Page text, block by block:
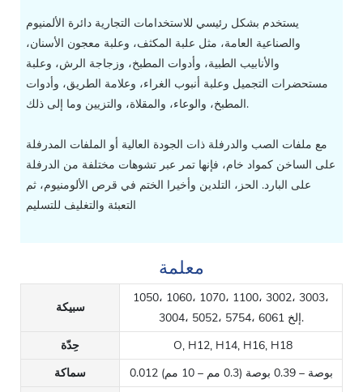
دائرة الألمنيوميستخدم بشكل رئيسي للاستخدامات التجارية
والصناعية العامة، مثل علبة المكثف، وعلبة معجون الأسنان،
والأنابيب الطبية، وأدوات المطبخ، وزجاجة الرش، وعلبة
مستحضرات التجميل وعلبة أنبوب الغراء، وعلامة الطريق، وأدوات
المطبخ، والوعاء، والمقلاة، والتزيين وما إلى ذلك.
مع ملفات الصب والدرفلة ذات الجودة العالية أو الملفات المدرفلة
على الساخن كمواد خام، فإنها تمر عبر تشوهات مختلفة من الدرفلة
على البارد. الحز، التلدين وأخيرا الختم في قرص الألومنيوم، ثم
التعبئة والتغليف للتسليم
معلمة
سبيكة
1050، 1060، 1070، 1100، 3002، 3003،
3004، 5052، 5754، 6061 إلخ.
حِدّة
O, H12, H14, H16, H18
سماكة
0.012 بوصة – 0.39 بوصة (0.3 مم – 10 مم)